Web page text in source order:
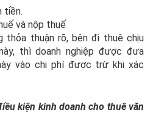
tiền.
và nộp thuế
thỏa thuận rõ, bên đi thuê chịu
thì doanh nghiệp được đưa
vào chi phí được trừ khi xác
kiện kinh doanh cho thuê văn